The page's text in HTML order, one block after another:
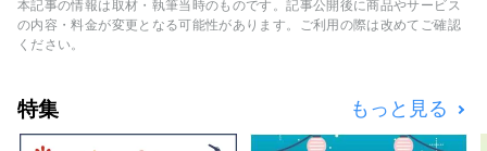
本記事の情報は取材・執筆当時のものです。記事公開後に商品やサービス
の内容・料金が変更となる可能性があります。ご利用の際は改めてご確認
ください。
特集 もっと見る